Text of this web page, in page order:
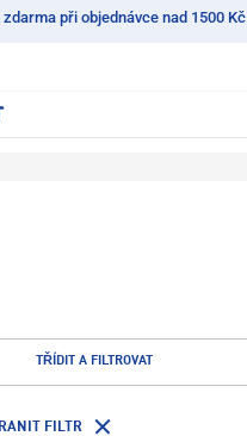
zdarma při objednávce nad 1500 Kč
TŘÍDIT A FILTROVAT
FILTR